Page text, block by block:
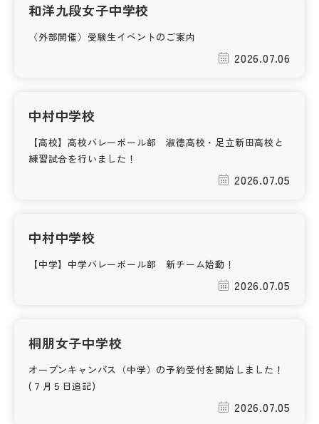
サイトマップ
和洋九段女子中学校
〈外部開催〉受験生イベントのご案内
2026.07.06
中村中学校
【高校】高校バレーボール部 淑徳高校・足立新田高校と
練習試合を行いました！
2026.07.05
中村中学校
【中学】中学バレーボール部 新チーム始動！
2026.07.05
桐朋女子中学校
オープンキャンパス（中学）の予約受付を開始しました！
(７月５日追記)
2026.07.05